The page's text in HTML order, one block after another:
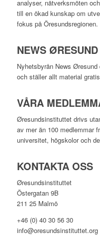
analyser, nätverksmöten
till en ökad kunskap om
fokus på Öresundsregionen.
NEWS ØRESUND
Nyhetsbyrån News
och ställer allt material
VÅRA
Øresundsinstituttet drivs
av mer än 100 medlemmar
universitet, högskolor och
KONTAKTA OSS
Øresundsinstituttet
Östergatan 9B
211 25 Malmö
+46 (0) 40 30 56 30
info@oresundsinstituttet.org